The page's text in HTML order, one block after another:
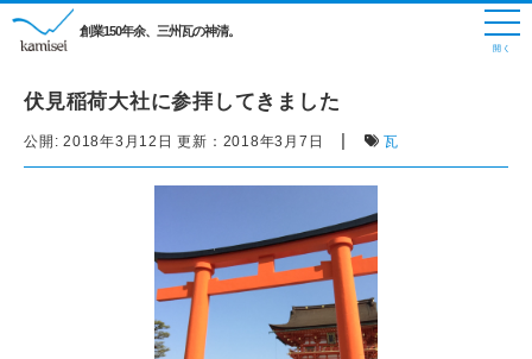
創業150年余、三州瓦の神清。
伏見稲荷大社に参拝してきました
公開: 2018年3月12日 更新： 2018年3月7日 | 瓦